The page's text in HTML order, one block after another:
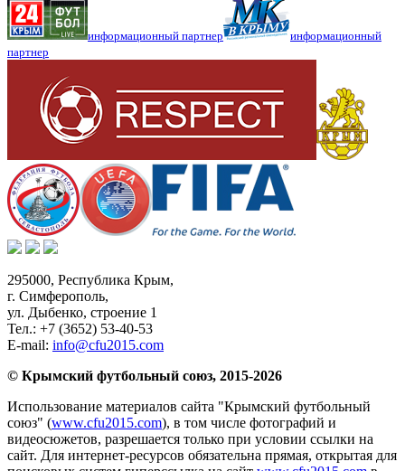
информационный партнер
информационный
партнер
295000, Республика Крым,
г. Симферополь,
ул. Дыбенко, строение 1
Тел.: +7 (3652) 53-40-53
E-mail: info@cfu2015.com
© Крымский футбольный союз, 2015-2026
Использование материалов сайта "Крымский футбольный
союз" (www.cfu2015.com), в том числе фотографий и
видеосюжетов, разрешается только при условии ссылки на
сайт. Для интернет-ресурсов обязательна прямая, открытая для